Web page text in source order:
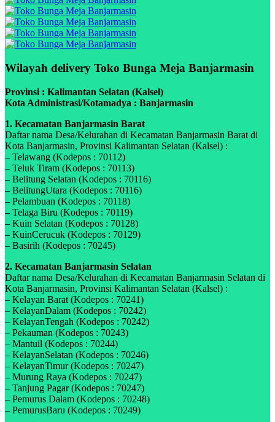
Wilayah delivery Toko Bunga Meja Banjarmasin
Provinsi : Kalimantan Selatan (Kalsel)
Kota Administrasi/Kotamadya : Banjarmasin
1. Kecamatan Banjarmasin Barat
Daftar nama Desa/Kelurahan di Kecamatan Banjarmasin Barat di
Kota Banjarmasin, Provinsi Kalimantan Selatan (Kalsel) :
– Telawang (Kodepos : 70112)
– Teluk Tiram (Kodepos : 70113)
– Belitung Selatan (Kodepos : 70116)
– BelitungUtara (Kodepos : 70116)
– Pelambuan (Kodepos : 70118)
– Telaga Biru (Kodepos : 70119)
– Kuin Selatan (Kodepos : 70128)
– KuinCerucuk (Kodepos : 70129)
– Basirih (Kodepos : 70245)
2. Kecamatan Banjarmasin Selatan
Daftar nama Desa/Kelurahan di Kecamatan Banjarmasin Selatan di
Kota Banjarmasin, Provinsi Kalimantan Selatan (Kalsel) :
– Kelayan Barat (Kodepos : 70241)
– KelayanDalam (Kodepos : 70242)
– KelayanTengah (Kodepos : 70242)
– Pekauman (Kodepos : 70243)
– Mantuil (Kodepos : 70244)
– KelayanSelatan (Kodepos : 70246)
– KelayanTimur (Kodepos : 70247)
– Murung Raya (Kodepos : 70247)
– Tanjung Pagar (Kodepos : 70247)
– Pemurus Dalam (Kodepos : 70248)
– PemurusBaru (Kodepos : 70249)